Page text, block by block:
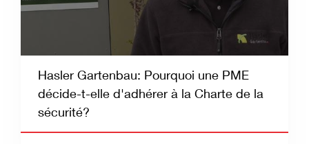
Hasler Gartenbau: Pourquoi une PME
décide-t-elle d'adhérer à la Charte de la
sécurité?